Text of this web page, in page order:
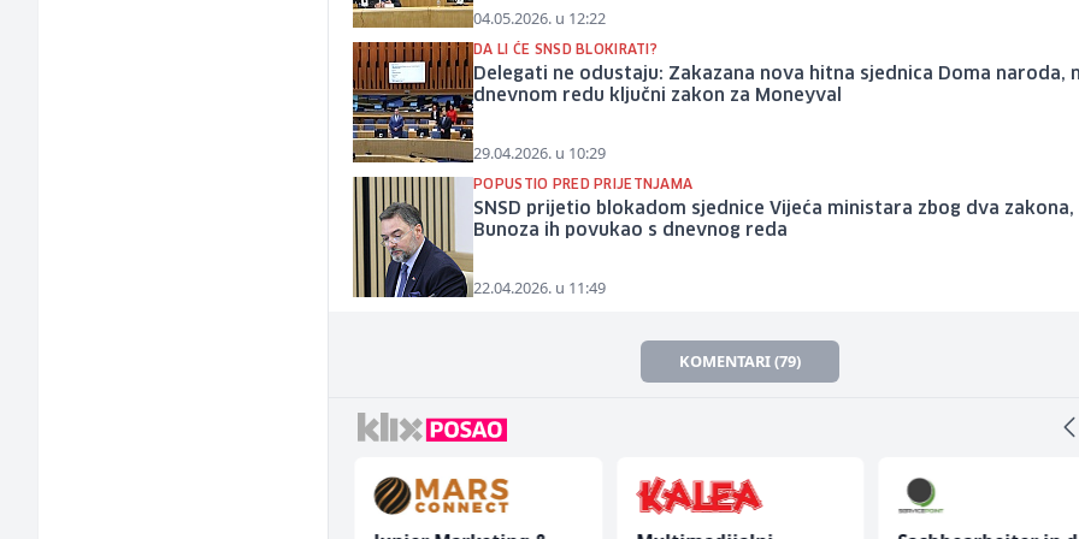
04.05.2026. u 12:22
DA LI ĆE SNSD BLOKIRATI?
Delegati ne odustaju: Zakazana nova hitna sjednica Doma naroda,
dnevnom redu ključni zakon za Moneyval
29.04.2026. u 10:29
POPUSTIO PRED PRIJETNJAMA
SNSD prijetio blokadom sjednice Vijeća ministara zbog dva zakona,
Bunoza ih povukao s dnevnog reda
22.04.2026. u 11:49
KOMENTARI (79)